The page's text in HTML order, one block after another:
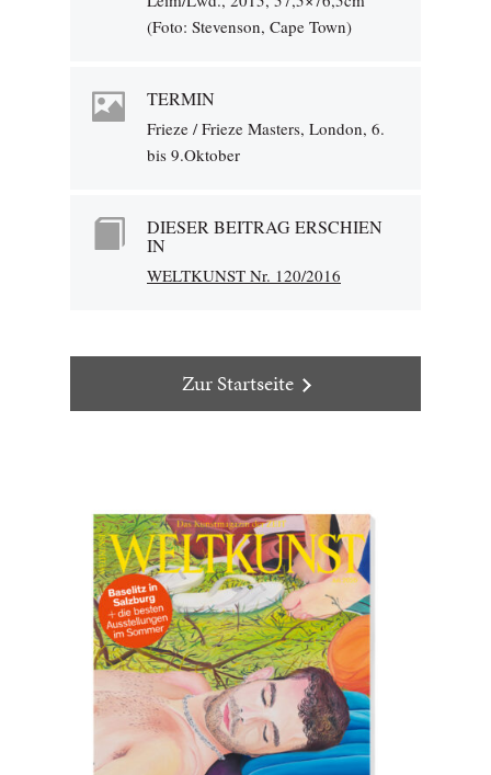
(Foto: Stevenson, Cape Town)
TERMIN
Frieze / Frieze Masters, London, 6.
bis 9.Oktober
DIESER BEITRAG ERSCHIEN
IN
WELTKUNST Nr. 120/2016
Zur Startseite